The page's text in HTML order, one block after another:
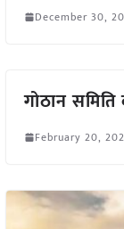
December 30,
गोठान
February 20,